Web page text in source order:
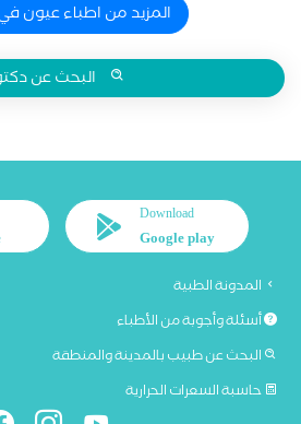
المزيد من اطباء عيون
البحث عن
Download
Google play
المدونة الطبية
أسئلة وأجوبة من الأطباء
البحث عن طبيب بالمدينة والمنطقة
حاسبة السعرات الحرارية